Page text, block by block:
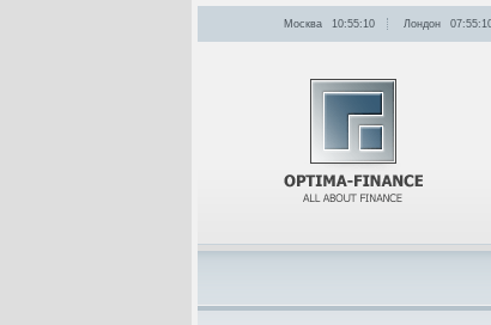
Москва 10:55:10 Лондон